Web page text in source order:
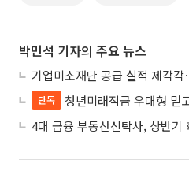
박민석 기자의 주요 뉴스
단독
청년미래적금 우대형 믿고 갈아탔는데 ‘혜